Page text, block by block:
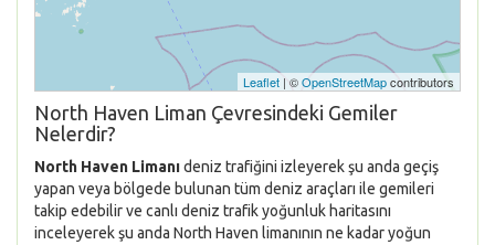
Leaflet | ©OpenStreetMapcontributors
North Haven Liman Çevresindeki Gemiler
Nelerdir?
North Haven Limanıdeniz trafiğini izleyerek şu anda geçiş
yapan veya bölgede bulunan tüm deniz araçları ile gemileri
takip edebilir ve canlı deniz trafik yoğunluk haritasını
inceleyerek şu anda North Haven limanının ne kadar yoğun